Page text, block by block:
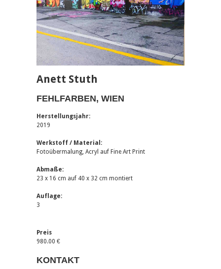
Anett Stuth
FEHLFARBEN, WIEN
Herstellungsjahr:
2019
Werkstoff / Material:
Fotoübermalung, Acryl auf Fine Art Print
Abmaße:
23 x 16 cm auf 40 x 32 cm montiert
Auflage:
3
Preis
980.00 €
KONTAKT